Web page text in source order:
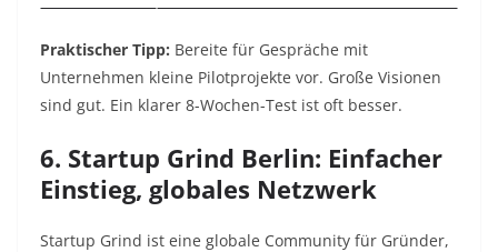
Praktischer Tipp: Bereite für Gespräche mit
Unternehmen kleine Pilotprojekte vor. Große Visionen
sind gut. Ein klarer 8-Wochen-Test ist oft besser.
6. Startup Grind Berlin: Einfacher
Einstieg, globales Netzwerk
Startup Grind ist eine globale Community für Gründer,